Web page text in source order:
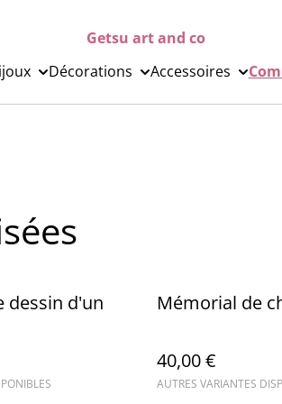
Getsu art and co
Décorations Accessoires
dessin d'un
Mémorial de
40,00 €
AUTRES VARIANTES